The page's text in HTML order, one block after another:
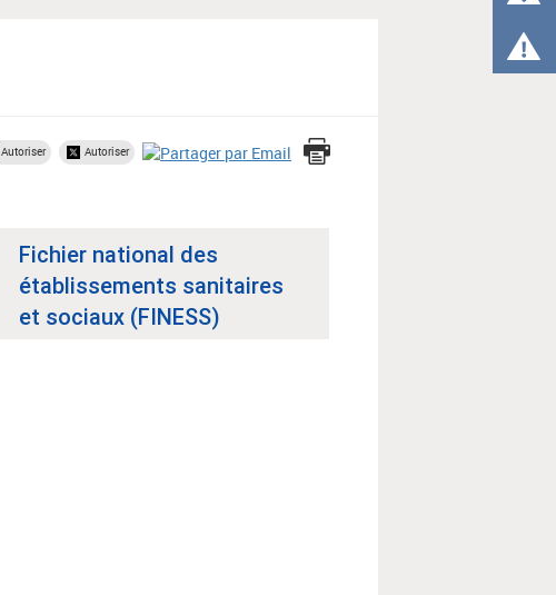
Autoriser Autoriser
Fichier national des
établissements sanitaires
et sociaux (FINESS)